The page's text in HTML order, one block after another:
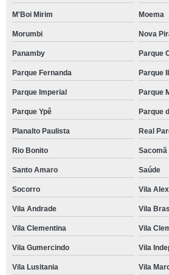
M'Boi Mirim Moema
Morumbi Nova
Panamby Parque
Parque Fernanda Parque
Parque Imperial Parque
Parque Ypê Parque
Planalto Paulista Real
Rio Bonito Sacomã
Santo Amaro Saúde
Socorro Vila
Vila Andrade Vila
Vila Clementina Vila
Vila Gumercindo Vila
Vila Lusitania Vila